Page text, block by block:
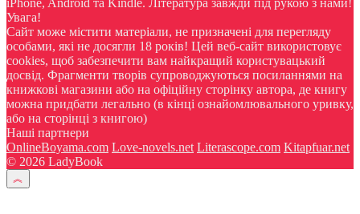
Увага!
Сайт може містити матеріали, не призначені для перегляду
особами, які не досягли 18 років! Цей веб-сайт використовує
cookies, щоб забезпечити вам найкращий користувацький
досвід. Фрагменти творів супроводжуються посиланнями на
книжкові магазини або на офіційну сторінку автора, де книгу
можна придбати легально (в кінці ознайомлювального уривку,
або на сторінці з книгою)
Наші партнери
OnlineBoyama.com Love-novels.net Literascope.com Kitapfuar.net
© 2026 LadyBook